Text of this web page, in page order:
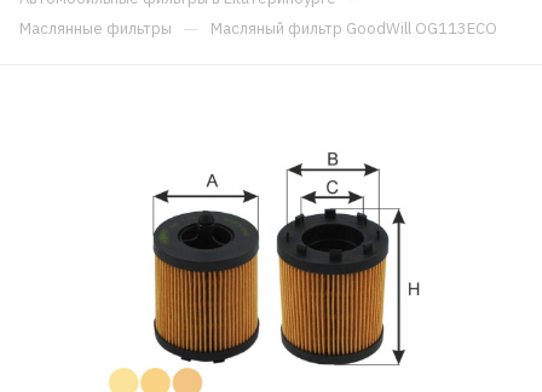
Маслянные фильтры — Масляный фильтр GoodWill OG113ECO